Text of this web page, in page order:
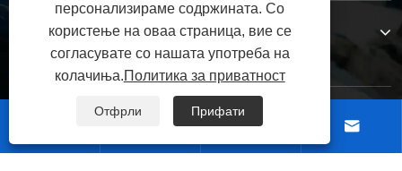
Производи
Контактирајте не
 
персонализираме содржината. Со
користење на оваа страница, вие се
согласувате со нашата употреба на
колачиња.Политика за приватност
Отфрли Прифати